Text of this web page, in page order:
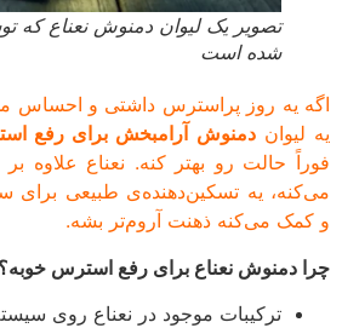
تصویر یک لیوان دمنوش نعناع که
شده است
یه روز پراسترس داشتی و احساس
دمنوش آرامبخش برای رفع استرس
حالت رو بهتر کنه. نعناع علاوه بر
یه تسکین‌دهنده‌ی طبیعی برای
می‌کنه ذهنت آروم‌تر بشه.
دمنوش نعناع برای رفع استرس خوبه؟
ترکیبات موجود در نعناع روی سیستم